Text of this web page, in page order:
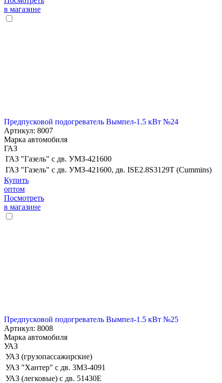
в магазине
Предпусковой подогреватель Вымпел-1.5 кВт №24
Артикул: 8007
Марка автомобиля
ГАЗ
ГАЗ "Газель" c дв. УМЗ-421600
ГАЗ "Газель" c дв. УМЗ-421600, дв. ISE2.8S3129T (Cummins)
Купить
оптом
Посмотреть
в магазине
Предпусковой подогреватель Вымпел-1.5 кВт №25
Артикул: 8008
Марка автомобиля
УАЗ
УАЗ (грузопассажирские)
УАЗ "Хантер" с дв. 3М3-4091
УАЗ (легковые) с дв. 51430Е